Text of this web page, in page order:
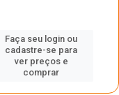
Faça seu login ou
cadastre-se para
ver preços e
comprar